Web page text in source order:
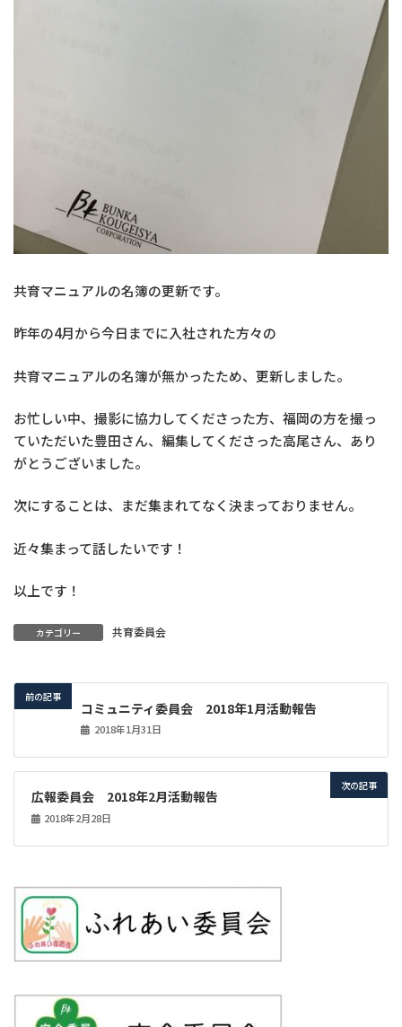
共育マニュアルの名簿の更新です。
昨年の4月から今日までに入社された方々の
共育マニュアルの名簿が無かったため、更新しました。
お忙しい中、撮影に協力してくださった方、福岡の方を撮っ
ていただいた豊田さん、編集してくださった高尾さん、あり
がとうございました。
次にすることは、まだ集まれてなく決まっておりません。
近々集まって話したいです！
以上です！
カテゴリー 共育委員会
前の記事
コミュニティ委員会 2018年1月活動報告
2018年1月31日
次の記事
広報委員会 2018年2月活動報告
2018年2月28日